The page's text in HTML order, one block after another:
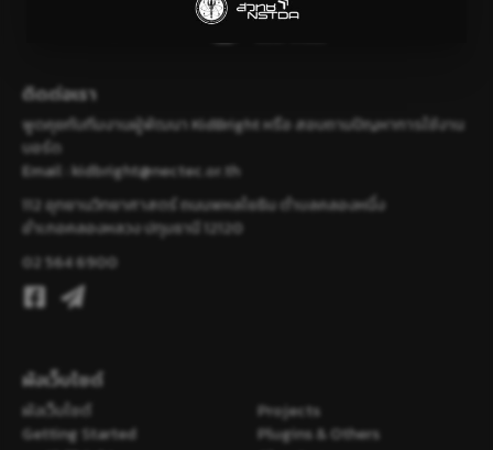
ติดต่อเรา
พูดคุยกับทีมงานผู้พัฒนา KidBright หรือ สอบถามปัญหาการใช้งาน
บอร์ด
Email : kidbright@nectec.or.th
112 อุทยานวิทยาศาสตร์ ถนนพหลโยธิน ตำบลคลองหนึ่ง
อำเภอคลองหลวง ปทุมธานี 12120
02 564 6900
ผังเว็บไซต์
ผังเว็บไซต์
Getting Started
Projects
Plugins & Others